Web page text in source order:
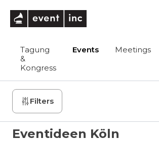
Tagung
&
Kongress
Events Meetings
Filters
Eventideen Köln